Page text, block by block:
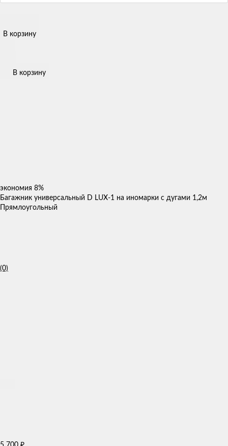
В корзину
В корзину
экономия 8%
Багажник универсальный D LUX-1 на иномарки с дугами 1,2м
Прямлоугольный
(0)